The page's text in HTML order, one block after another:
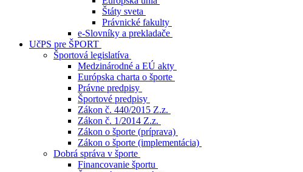
Štáty sveta
Právnické fakulty
e-Slovníky a prekladače
UčPS pre ŠPORT
Športová legislatíva
Medzinárodné a EÚ akty
Európska charta o športe
Právne predpisy
Športové predpisy
Zákon č. 440/2015 Z.z.
Zákon č. 1/2014 Z.z.
Zákon o športe (príprava)
Zákon o športe (implementácia)
Dobrá správa v športe
Financovanie športu